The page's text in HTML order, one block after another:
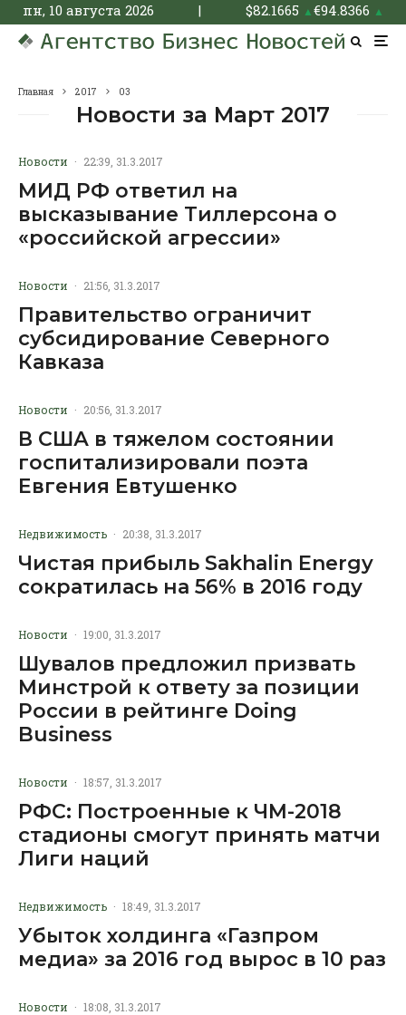
пн, 10 августа 2026 | $82.1665 ▲€94.8366 ▲
Главная 2017 03
Новости за Март 2017
Новости · 22:39, 31.3.2017
МИД РФ ответил на
высказывание Тиллерсона о
«российской агрессии»
Новости · 21:56, 31.3.2017
Правительство ограничит
субсидирование Северного
Кавказа
Новости · 20:56, 31.3.2017
В США в тяжелом состоянии
госпитализировали поэта
Евгения Евтушенко
Недвижимость · 20:38, 31.3.2017
Чистая прибыль Sakhalin Energy
сократилась на 56% в 2016 году
Новости · 19:00, 31.3.2017
Шувалов предложил призвать
Минстрой к ответу за позиции
России в рейтинге Doing
Business
Новости · 18:57, 31.3.2017
РФС: Построенные к ЧМ-2018
стадионы смогут принять матчи
Лиги наций
Недвижимость · 18:49, 31.3.2017
Убыток холдинга «Газпром
медиа» за 2016 год вырос в 10 раз
Новости · 18:08, 31.3.2017